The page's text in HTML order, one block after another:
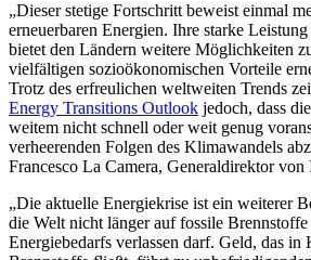
„Dieser stetige Fortschritt beweist einmal
erneuerbaren Energien. Ihre starke
bietet den Ländern weitere Möglichkeiten
vielfältigen sozioökonomischen Vorteile
Trotz des erfreulichen weltweiten Trends
Energy Transitions Outlook jedoch, dass
weitem nicht schnell oder weit genug
verheerenden Folgen des Klimawandels
Francesco La Camera, Generaldirektor
„Die aktuelle Energiekrise ist ein weiterer
die Welt nicht länger auf fossile
Energiebedarfs verlassen darf. Geld, das